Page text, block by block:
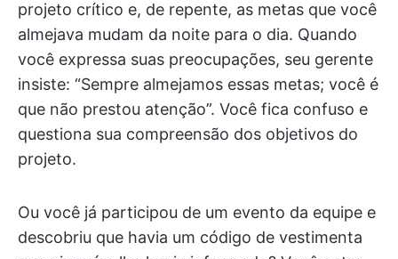
projeto crítico e, de repente, as metas que você
almejava mudam da noite para o dia. Quando
você expressa suas preocupações, seu gerente
insiste: “Sempre almejamos essas metas; você é
que não prestou atenção”. Você fica confuso e
questiona sua compreensão dos objetivos do
projeto.
Ou você já participou de um evento da equipe e
descobriu que havia um código de vestimenta